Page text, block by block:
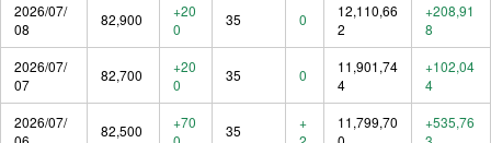
2026/07/
08
82,900
+20
0
35 0
12,110,66
2
+208,91
8
2026/07/
07
82,700
+20
0
35 0
11,901,74
4
+102,04
4
2026/07/
82,500
+70
35
+
11,799,70
+535,76